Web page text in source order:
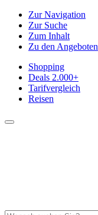
Zur Navigation
Zur Suche
Zum Inhalt
Zu den Angeboten
Shopping
Deals 2.000+
Tarifvergleich
Reisen